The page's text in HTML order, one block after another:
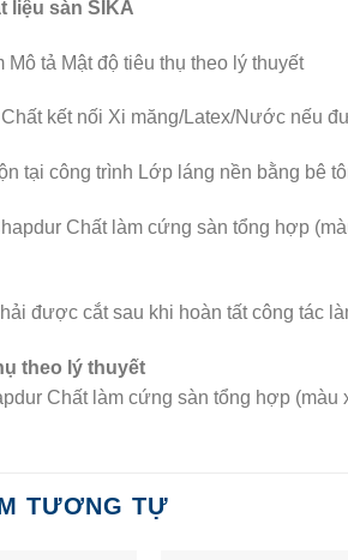
liệu sàn SIKA
Mô tả Mật độ tiêu thụ theo lý thuyết
kết nối Xi măng/Latex/Nước nếu
tại công trình Lớp láng nền bằng bê
Chất làm cứng sàn tổng hợp
được cắt sau khi hoàn tất công tác
theo lý thuyết
Chất làm cứng sàn tổng hợp (màu
TƯƠNG TỰ